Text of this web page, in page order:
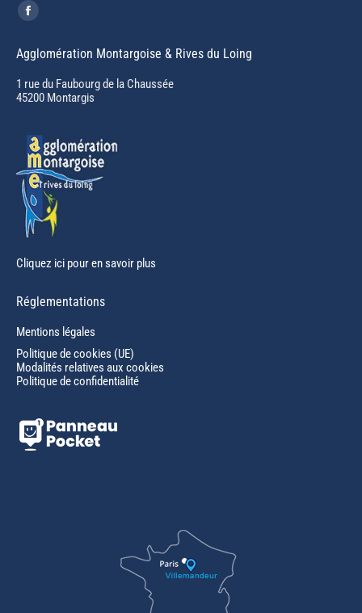
Trouvez nous sur :
Facebook
opens
in
new
Agglomération Montargoise & Rives du Loing
1 rue du Faubourg de la Chaussée
45200 Montargis
Cliquez ici pour en savoir plus
Réglementations
Mentions légales
Politique de cookies (UE)
Modalités relatives aux cookies
Politique de confidentialité